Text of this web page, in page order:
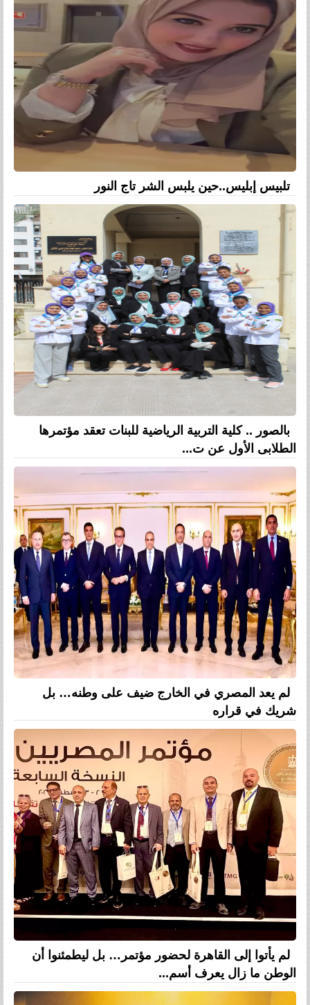
تلبيس إبليس..حين يلبس الشر تاج النور
بالصور .. كلية التربية الرياضية للبنات تعقد مؤتمرها
الطلابى الأول عن ت...
لم يعد المصري في الخارج ضيف على وطنه… بل
شريك في قراره
لم يأتوا إلى القاهرة لحضور مؤتمر… بل ليطمئنوا أن
الوطن ما زال يعرف أسم...